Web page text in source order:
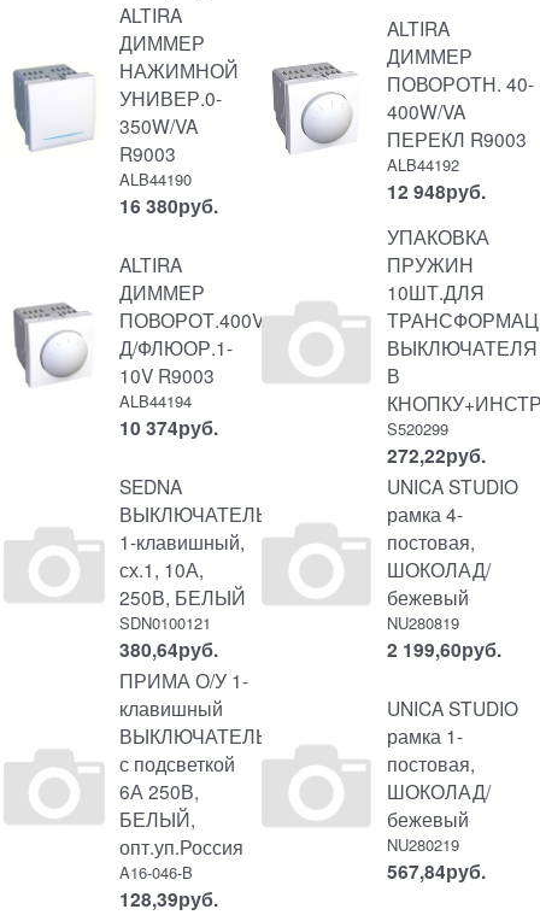
ALTIRA
ДИММЕР
НАЖИМНОЙ
УНИВЕР.0-
350W/VA
R9003
ALB44190
16 380руб.
ALTIRA
ДИММЕР
ПОВОРОТН. 40-
400W/VA
ПЕРЕКЛ R9003
ALB44192
12 948руб.
ALTIRA
ДИММЕР
ПОВОРОТ.400VA
Д/ФЛЮОР.1-
10V R9003
ALB44194
10 374руб.
УПАКОВКА
ПРУЖИН
10ШТ.ДЛЯ
ВЫКЛЮЧАТЕЛЯ
В
S520299
272,22руб.
SEDNA
ВЫКЛЮЧАТЕЛЬ
1-клавишный,
сх.1, 10А,
250В, БЕЛЫЙ
SDN0100121
380,64руб.
UNICA STUDIO
рамка 4-
постовая,
ШОКОЛАД/
бежевый
NU280819
2 199,60руб.
ПРИМА О/У 1-
клавишный
ВЫКЛЮЧАТЕЛЬ
с подсветкой
6А 250В,
БЕЛЫЙ,
опт.уп.Россия
A16-046-B
128,39руб.
UNICA STUDIO
рамка 1-
постовая,
ШОКОЛАД/
бежевый
NU280219
567,84руб.